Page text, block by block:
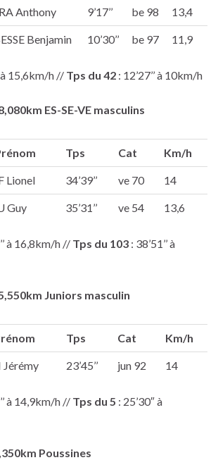
Anthony 9’17’’ be 98 13,4
Benjamin 10’30’’ be 97 11,9
à 15,6km/h // Tps du 42 : 12’27’’ à 10km/h
ES-SE-VE masculins
Tps Cat Km/h
Lionel 34’39’’ ve 70 14
Guy 35’31’’ ve 54 13,6
à 16,8km/h // Tps du 103 : 38’51’’ à
Juniors masculin
Tps Cat Km/h
23’45’’ jun 92 14
à 14,9km/h // Tps du 5 : 25’30″ à
Poussines